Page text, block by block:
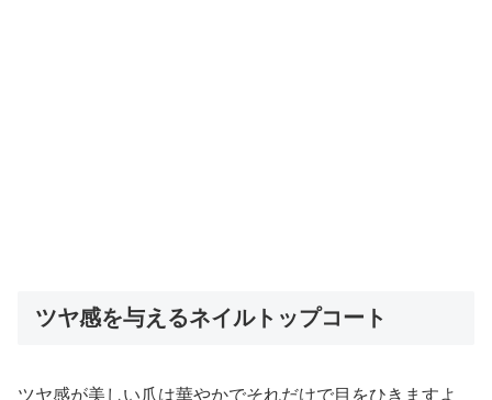
ツヤ感を与えるネイルトップコート
ツヤ感が美しい爪は華やかでそれだけで目をひきますよ